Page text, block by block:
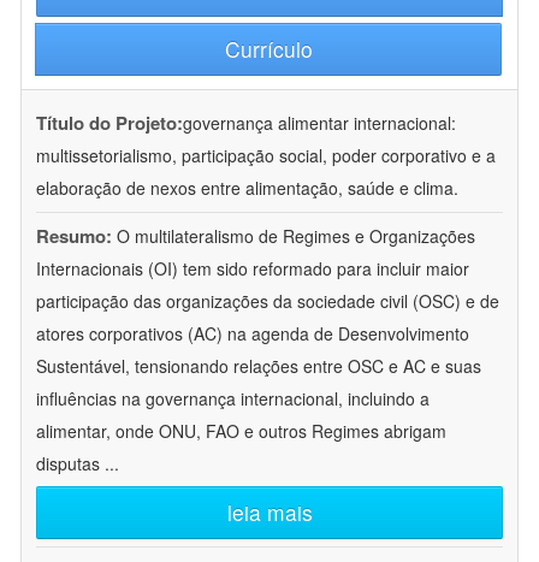
Currículo
Título do Projeto:governança alimentar internacional:
multissetorialismo, participação social, poder corporativo e a
elaboração de nexos entre alimentação, saúde e clima.
Resumo: O multilateralismo de Regimes e Organizações
Internacionais (OI) tem sido reformado para incluir maior
participação das organizações da sociedade civil (OSC) e de
atores corporativos (AC) na agenda de Desenvolvimento
Sustentável, tensionando relações entre OSC e AC e suas
influências na governança internacional, incluindo a
alimentar, onde ONU, FAO e outros Regimes abrigam
disputas ...
leia mais